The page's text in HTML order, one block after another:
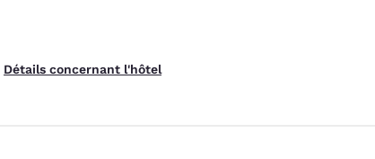
Détails concernant l'hôtel